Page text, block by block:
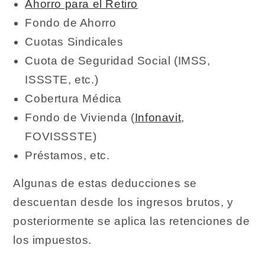
Ahorro para el Retiro
Fondo de Ahorro
Cuotas Sindicales
Cuota de Seguridad Social (IMSS,
ISSSTE, etc.)
Cobertura Médica
Fondo de Vivienda (Infonavit,
FOVISSSTE)
Préstamos, etc.
Algunas de estas deducciones se
descuentan desde los ingresos brutos, y
posteriormente se aplica las retenciones de
los impuestos.